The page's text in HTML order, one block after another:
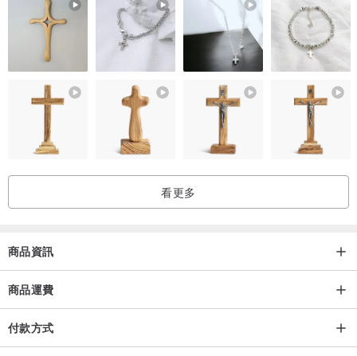
由於織物的性質，洗滌會導致皺紋和收縮。
生產區域/生產方法
產地：日本手工製作
看更多
商品資訊
商品運費
付款方式